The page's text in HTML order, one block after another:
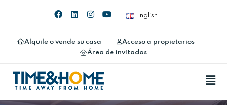
English
Alquile o vende su casa Acceso a propietarios
Área de invitados